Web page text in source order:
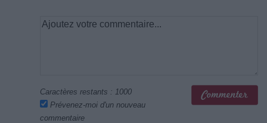
Caractères restants : 1000
Prévenez-moi d'un nouveau
commentaire